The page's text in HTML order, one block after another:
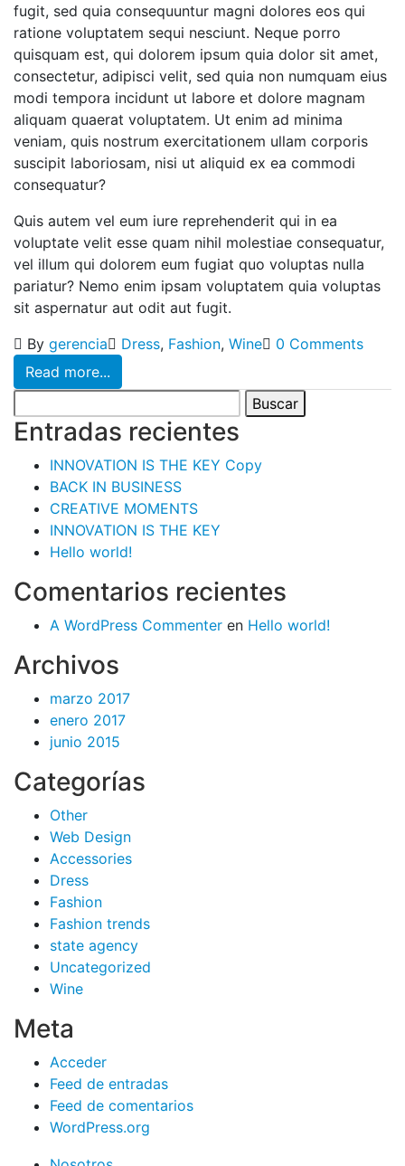
fugit, sed quia consequuntur magni dolores eos qui
ratione voluptatem sequi nesciunt. Neque porro
quisquam est, qui dolorem ipsum quia dolor sit amet,
consectetur, adipisci velit, sed quia non numquam eius
modi tempora incidunt ut labore et dolore magnam
aliquam quaerat voluptatem. Ut enim ad minima
veniam, quis nostrum exercitationem ullam corporis
suscipit laboriosam, nisi ut aliquid ex ea commodi
consequatur?
Quis autem vel eum iure reprehenderit qui in ea
voluptate velit esse quam nihil molestiae consequatur,
vel illum qui dolorem eum fugiat quo voluptas nulla
pariatur? Nemo enim ipsam voluptatem quia voluptas
sit aspernatur aut odit aut fugit.
By gerencia Dress, Fashion, Wine
0 Comments
Read more...
Entradas recientes
INNOVATION IS THE KEY Copy
BACK IN BUSINESS
CREATIVE MOMENTS
INNOVATION IS THE KEY
Hello world!
Comentarios recientes
A WordPress Commenter en Hello world!
Archivos
marzo 2017
enero 2017
junio 2015
Categorías
Other
Web Design
Accessories
Dress
Fashion
Fashion trends
state agency
Uncategorized
Wine
Meta
Acceder
Feed de entradas
Feed de comentarios
WordPress.org